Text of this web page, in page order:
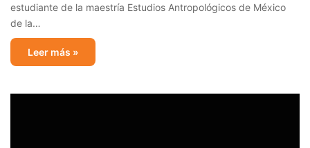
estudiante de la maestría Estudios Antropológicos de México
de la…
Leer más »